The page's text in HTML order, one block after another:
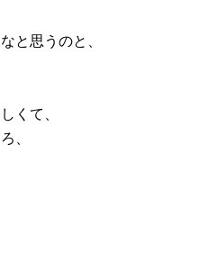
と思うのと、
くて、
、